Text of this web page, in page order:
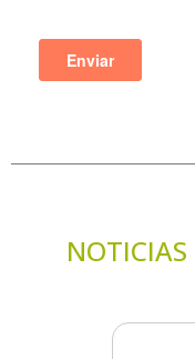
NOTICIAS